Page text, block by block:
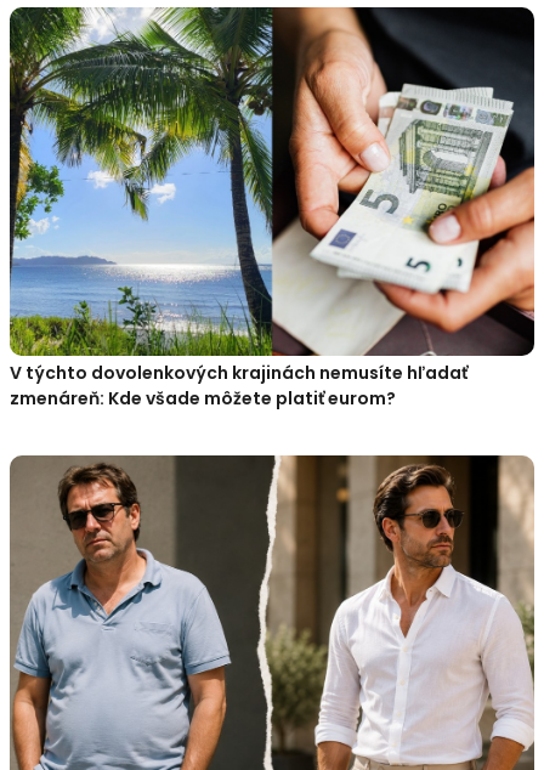
V týchto dovolenkových krajinách nemusíte hľadať
zmenáreň: Kde všade môžete platiť eurom?